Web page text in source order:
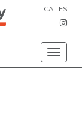
Toggle
CA | ES